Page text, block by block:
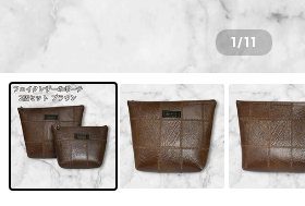
1/11